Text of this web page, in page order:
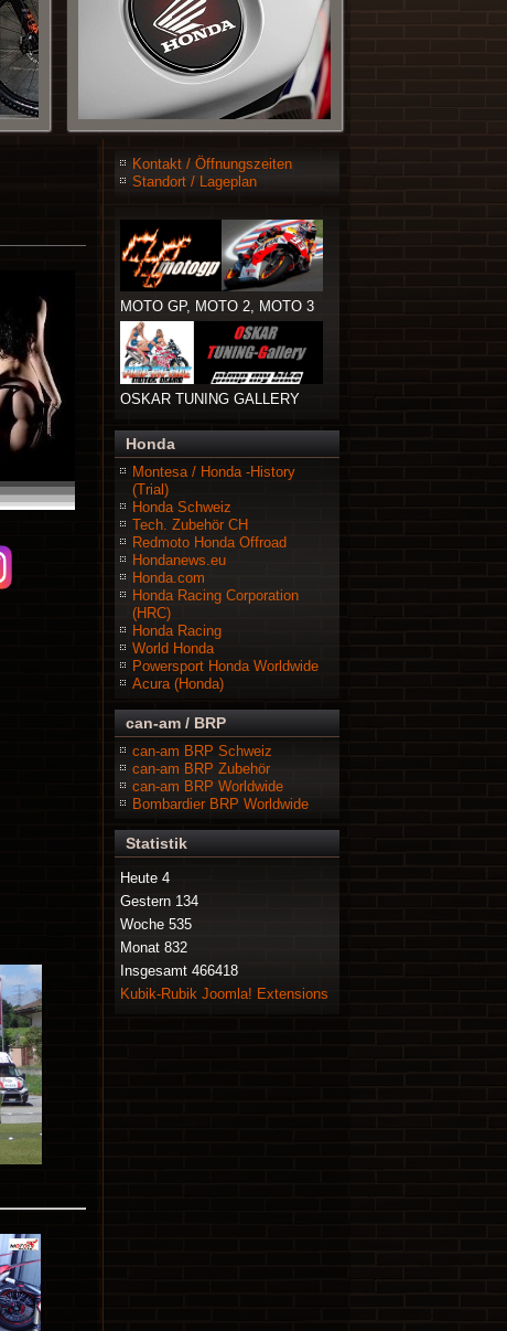
Kontakt / Öffnungszeiten
Standort / Lageplan
MOTO GP, MOTO 2, MOTO 3
OSKAR TUNING GALLERY
Honda
Montesa / Honda -History
(Trial)
Honda Schweiz
Tech. Zubehör CH
Redmoto Honda Offroad
Hondanews.eu
Honda.com
Honda Racing Corporation
(HRC)
Honda Racing
World Honda
Powersport Honda Worldwide
Acura (Honda)
can-am / BRP
can-am BRP Schweiz
can-am BRP Zubehör
can-am BRP Worldwide
Bombardier BRP Worldwide
Statistik
Heute 4
Gestern 134
Woche 535
Monat 832
Insgesamt 466418
Kubik-Rubik Joomla! Extensions